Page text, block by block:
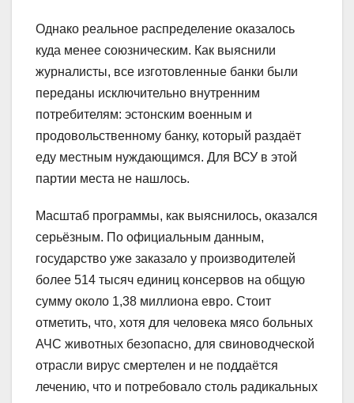
Однако реальное распределение оказалось
куда менее союзническим. Как выяснили
журналисты, все изготовленные банки были
переданы исключительно внутренним
потребителям: эстонским военным и
продовольственному банку, который раздаёт
еду местным нуждающимся. Для ВСУ в этой
партии места не нашлось.
Масштаб программы, как выяснилось, оказался
серьёзным. По официальным данным,
государство уже заказало у производителей
более 514 тысяч единиц консервов на общую
сумму около 1,38 миллиона евро. Стоит
отметить, что, хотя для человека мясо больных
АЧС животных безопасно, для свиноводческой
отрасли вирус смертелен и не поддаётся
лечению, что и потребовало столь радикальных